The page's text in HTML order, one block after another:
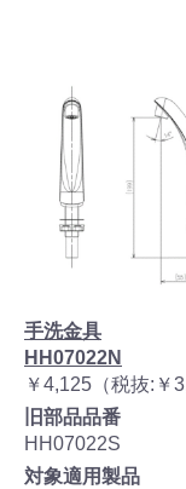
手洗金具
HH07022N
￥4,125（税抜:￥
旧部品品番
HH07022S
対象適用製品